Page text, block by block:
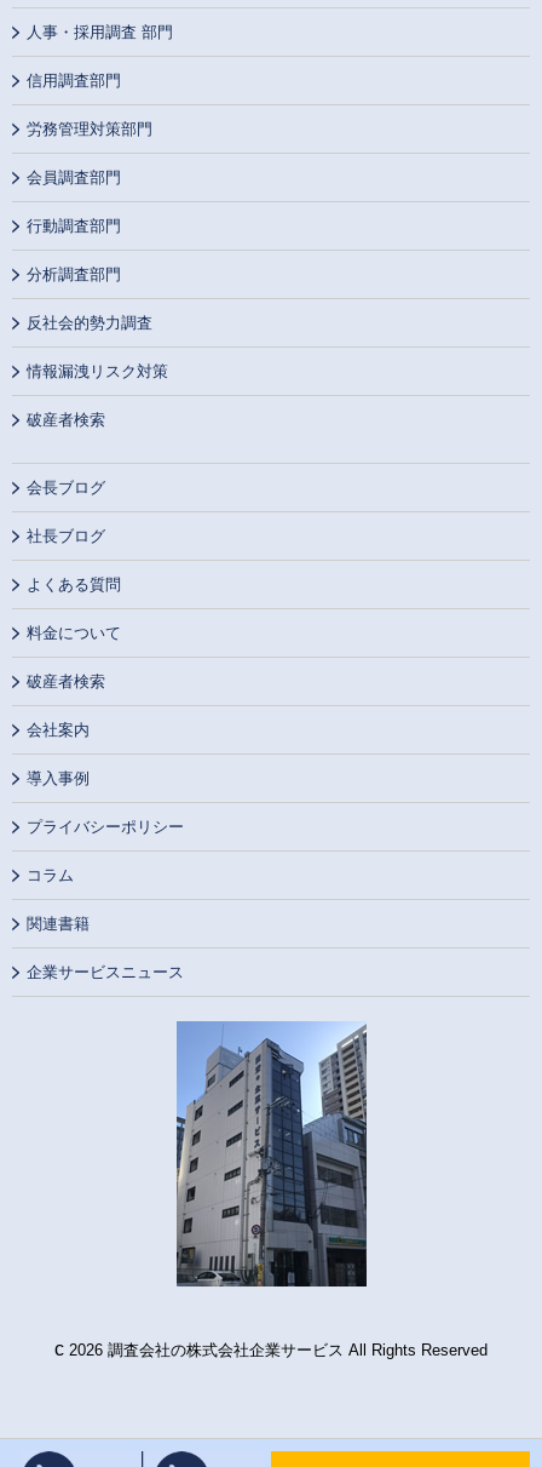
人事・採用調査 部門
信用調査部門
労務管理対策部門
会員調査部門
行動調査部門
分析調査部門
反社会的勢力調査
情報漏洩リスク対策
破産者検索
会長ブログ
社長ブログ
よくある質問
料金について
破産者検索
会社案内
導入事例
プライバシーポリシー
コラム
関連書籍
企業サービスニュース
c 2026 調査会社の株式会社企業サービス All Rights Reserved